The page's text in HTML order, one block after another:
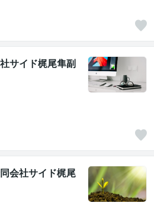
サイド梶尾隼副
会社サイド梶尾